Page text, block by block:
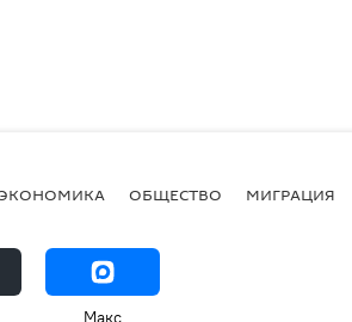
ОБЩЕСТВО МИГРАЦИЯ
Макс